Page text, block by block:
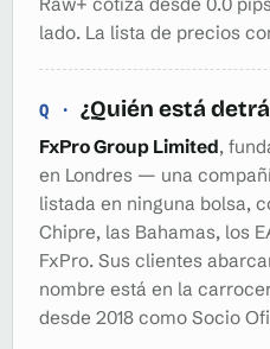
lado. La lista de precios
¿Quién está
FxPro Group Limited,
en Londres — una
listada en ninguna bolsa,
Chipre, las Bahamas, los
FxPro. Sus clientes
nombre está en la
desde 2018 como Socio